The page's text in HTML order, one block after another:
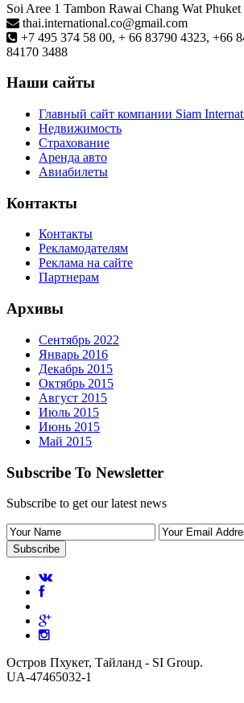
Soi Aree 1 Tambon Rawai Chang Wat
thai.international.co@gmail.com
+7 495 374 58 00, + 66 83790 4323, +66
84170 3488
Наши сайты
Главный сайт компании Siam
Недвижимость
Страхование
Аренда авто
Авиабилеты
Контакты
Контакты
Рекламодателям
Реклама на сайте
Партнерам
Архивы
Сентябрь 2022
Январь 2016
Декабрь 2015
Октябрь 2015
Август 2015
Июль 2015
Июнь 2015
Май 2015
Subscribe To Newsletter
Subscribe to get our latest news
Остров Пхукет, Тайланд - SI Group.
UA-47465032-1